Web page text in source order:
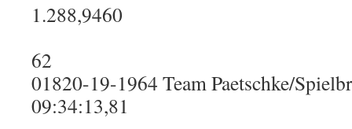
1.288,9460
62
01820-19-1964 Team Paetschke/
09:34:13,81